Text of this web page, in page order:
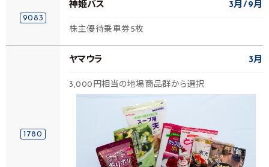
9083
神姫バス 3月 9月
株主優待乗車券5枚
1780
ヤマウラ 3月
3,000円相当の地場商品群から選択